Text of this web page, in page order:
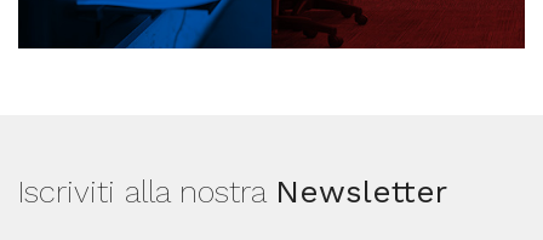
Iscriviti alla nostra Newsletter